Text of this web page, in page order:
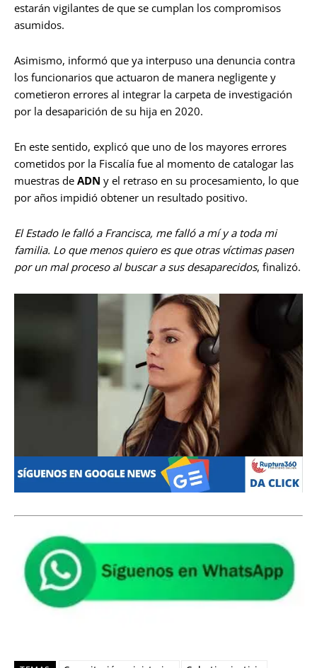
estarán vigilantes de que se cumplan los compromisos
asumidos.
Asimismo, informó que ya interpuso una denuncia contra
los funcionarios que actuaron de manera negligente y
cometieron errores al integrar la carpeta de investigación
por la desaparición de su hija en 2020.
En este sentido, explicó que uno de los mayores errores
cometidos por la Fiscalía fue al momento de catalogar las
muestras de ADN y el retraso en su procesamiento, lo que
por años impidió obtener un resultado positivo.
El Estado le falló a Francisca, me falló a mí y a toda mi
familia. Lo que menos quiero es que otras víctimas pasen
por un mal proceso al buscar a sus desaparecidos, finalizó.